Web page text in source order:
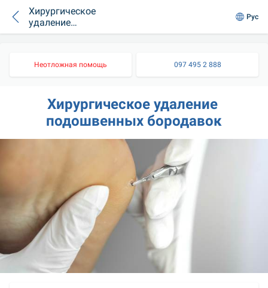
Хирургическое
удаление
подошвенных
Рус
Неотложная помощь 097 495 2 888
Хирургическое удаление
подошвенных бородавок